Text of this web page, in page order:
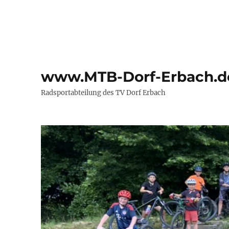
www.MTB-Dorf-
Radsportabteilung des TV Dorf Erbach